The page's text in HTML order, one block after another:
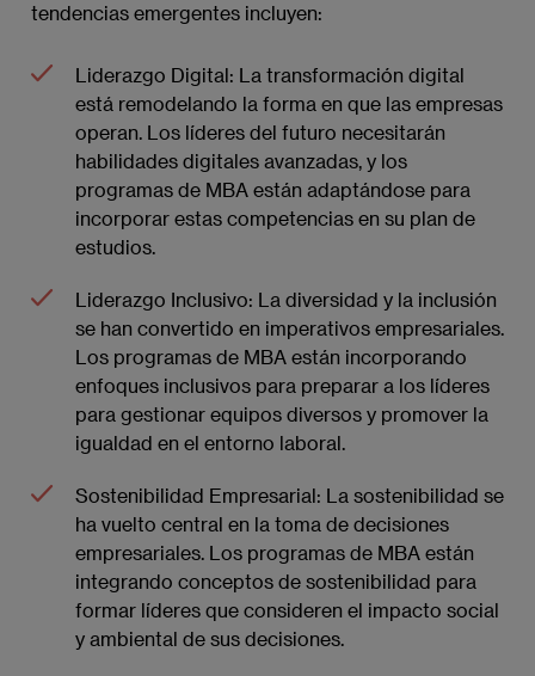
tendencias emergentes incluyen:
Liderazgo Digital: La transformación digital
está remodelando la forma en que las empresas
operan. Los líderes del futuro necesitarán
habilidades digitales avanzadas, y los
programas de MBA están adaptándose para
incorporar estas competencias en su plan de
estudios.
Liderazgo Inclusivo: La diversidad y la inclusión
se han convertido en imperativos empresariales.
Los programas de MBA están incorporando
enfoques inclusivos para preparar a los líderes
para gestionar equipos diversos y promover la
igualdad en el entorno laboral.
Sostenibilidad Empresarial: La sostenibilidad se
ha vuelto central en la toma de decisiones
empresariales. Los programas de MBA están
integrando conceptos de sostenibilidad para
formar líderes que consideren el impacto social
y ambiental de sus decisiones.